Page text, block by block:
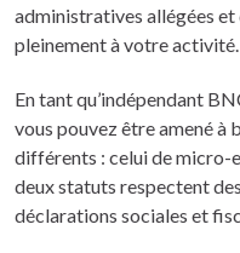
administratives allégées
pleinement à votre activité.
En tant qu’indépendant
vous pouvez être amené à
différents : celui de micro-
deux statuts respectent
déclarations sociales et